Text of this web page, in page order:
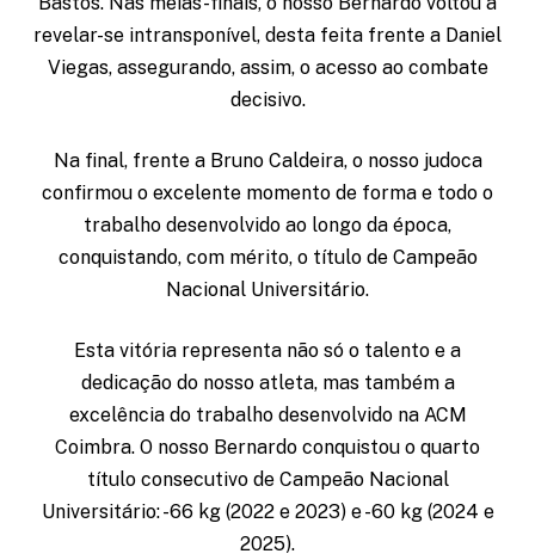
revelar-se intransponível, desta feita frente a Daniel
Viegas, assegurando, assim, o acesso ao combate
decisivo.
Na final, frente a Bruno Caldeira, o nosso judoca
confirmou o excelente momento de forma e todo o
trabalho desenvolvido ao longo da época,
conquistando, com mérito, o título de Campeão
Nacional Universitário.
Esta vitória representa não só o talento e a
dedicação do nosso atleta, mas também a
excelência do trabalho desenvolvido na ACM
Coimbra. O nosso Bernardo conquistou o quarto
título consecutivo de Campeão Nacional
Universitário: -66 kg (2022 e 2023) e -60 kg (2024 e
2025).